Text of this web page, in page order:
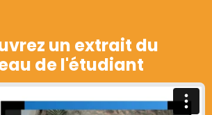
un extrait du
de l'étudiant